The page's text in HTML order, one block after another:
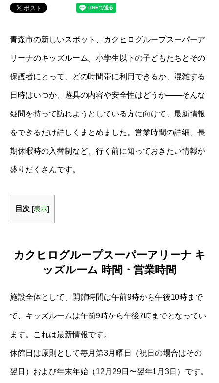
青森市の新しいスポット、カクヒログループスーパーア
リーナのキッズルーム。小学生以下の子どもたちとその
保護者にとって、どの時間帯に利用できるか、混雑する
日時はいつか、遊具の内容や安全性はどうか――そんな
疑問を持って訪れようとしている方に向けて、最新情報
をできるだけ詳しくまとめました。営業時間の詳細、長
期休暇時の入替制など、行く前に知っておきたい情報が
盛りだくさんです。
目次 [表示]
カクヒログループスーパーアリーナ キ
ッズルーム 時間・営業時間
施設全体として、開館時間は午前9時から午後10時まで
で、キッズルームは午前9時から午後7時までとなってい
ます。これは最新情報です。
休館日は原則として毎月第3月曜日（祝日の場合はその
翌日）および年末年始（12月29日〜翌年1月3日）です。